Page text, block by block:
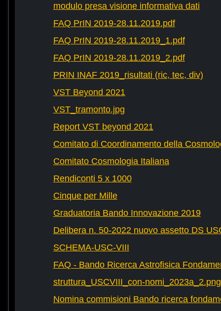
modulo presa visione informativa dati
FAQ PrIN 2019-28.11.2019.pdf
FAQ PrIN 2019-28.11.2019_1.pdf
FAQ PrIN 2019-28.11.2019_2.pdf
PRIN INAF 2019_risultati (ric, tec, div)
VST Beyond 2021
VST_tramonto.jpg
Report VST beyond 2021
Comitato di Coordinamento della
Comitato Cosmologia Italiana
Rendiconti 5 x 1000
Cinque per Mille
Graduatoria Bando Innovazione 2019
Delibera n. 50-2022 nuovo assetto DS
SCHEMA-USC-VIII
FAQ - Bando Ricerca Astrofisica
struttura_USCVIII_con-nomi_2023a_2.png
Nomina commisioni Bando ricerca